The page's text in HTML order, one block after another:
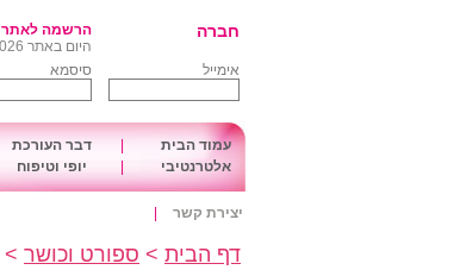
חברה
הרשמה לאתר
היום באתר 08/08/2026
אימייל
סיסמא
עמוד הבית דבר העורכת
אלטרנטיבי
יופי וטיפוח
יצירת קשר
דף הבית > ספורט וכושר >